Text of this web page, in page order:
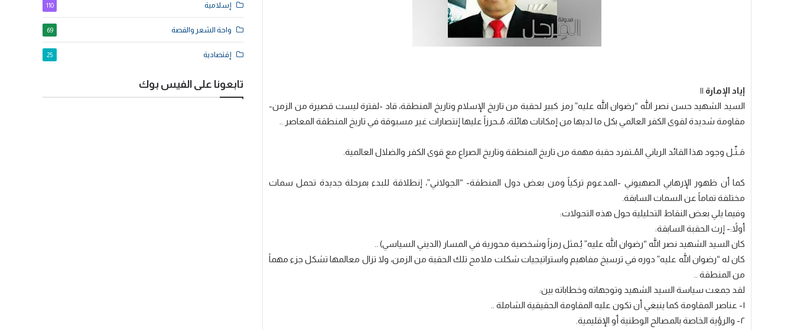
إياد الإمارة ||
السيد الشهيد حسن نصر الله “رضوان الله عليه” رمز كبير لحقبة من تاريخ الإسلام وتاريخ المنطقة، قاد -لفترة ليست قصيرة من الزمن-
مقاومة شديدة لقوى الكفر العالمي بكل ما لديها من إمكانات هائلة، مُـحرزاً عليها إنتصارات غير مسبوقة في تاريخ المنطقة المعاصر ..
مَـثّـل وجود هذا القائد الرباني المُـتفرد حقبة مهمة من تاريخ المنطقة وتاريخ الصراع مع قوى الكفر والضلال العالمية.
كما أن ظهور الإرهابي الصهيوني -المدعوم تركياً ومن بعض دول المنطقة- “الجولاني”، إنطلاقة للبدء بمرحلة جديدة تحمل سمات
مختلفة تماماً عن السمات السابقة.
وفيما يلي بعض النقاط التحليلية حول هذه التحولات:
أولاً:- إرث الحقبة السابقة:
كان السيد الشهيد نصر الله “رضوان الله عليه” يُـمثل رمزاً وشخصية محورية في المسار (الديني السياسي) ..
كان له “رضوان الله عليه” دوره في ترسيخ مفاهيم واستراتيجيات شكلت ملامح تلك الحقبة من الزمن، ولا تزال معالمها تشكل جزء مهماً
من المنطقة ..
لقد جمعت سياسة السيد الشهيد وتوجهاته وخطاباته بين:
١- عناصر المقاومة كما ينبغي أن تكون عليه المقاومة الحقيقية الشاملة ..
٢- والرؤية الخاصة بالمصالح الوطنية أو الإقليمية.
إسلامية 110
واحة الشعر والقصة 69
إقتصادية 25
تابعونا على الفيس بوك